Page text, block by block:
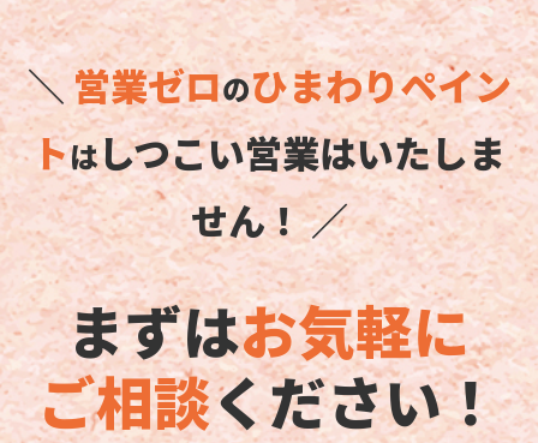
＼営業ゼロのひまわりペイン
トはしつこい営業はいたしま
せん！ ／
まずはお気軽に
ご相談ください！